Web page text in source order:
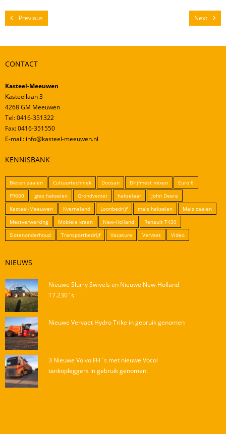
Previous Next
CONTACT
Kasteel-Meeuwen
Kasteellaan 3
4268 GM Meeuwen
Tel: 0416-351322
Fax: 0416-351550
E-mail: info@kasteel-meeuwen.nl
KENNISBANK
Bieten zaaien Cultuurtechniek Doosan Drijfmest mixen
Euro 6
FR600
gras hakselen Grondverzet hakselaar
John Deere
Kasteel-Meeuwen
Kverneland Loonbedrijf mais hakselen
Mais zaaien
Mestverwerking
Mobiele kraan New-Holland
Renault T430
Slotenonderhoud
Transportbedrijf Vacature Vervaet Video
NIEUWS
Nieuwe Slurry Swivels en Nieuwe New-Holland
T7.230`s
Nieuwe Vervaet Hydro Trike in gebruik genomen
3 Nieuwe Volvo FH`s met nieuwe Vocol
tankopleggers in gebruik genomen.